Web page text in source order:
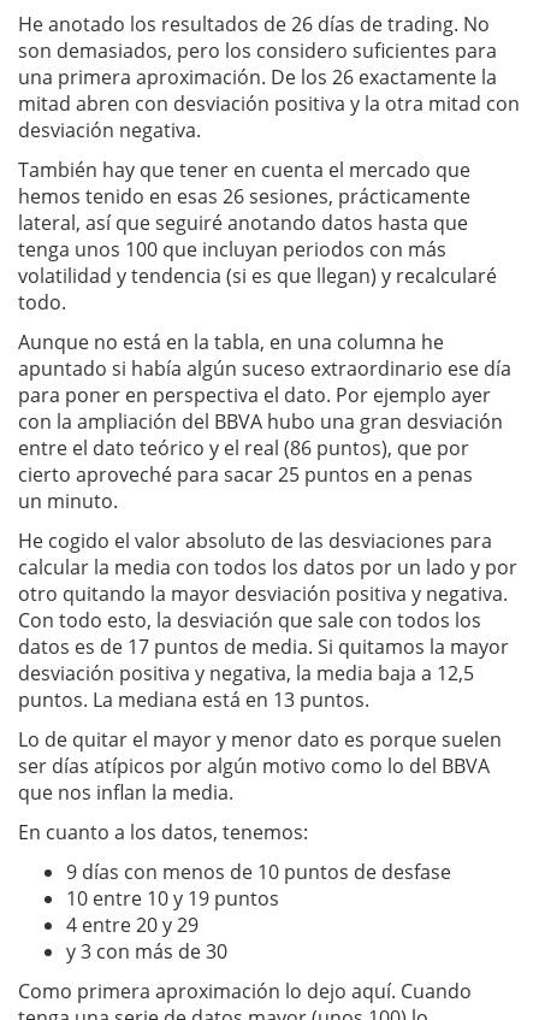
He anotado los resultados de 26 días de trading. No
son demasiados, pero los considero suficientes para
una primera aproximación. De los 26 exactamente la
mitad abren con desviación positiva y la otra mitad con
desviación negativa.
También hay que tener en cuenta el mercado que
hemos tenido en esas 26 sesiones, prácticamente
lateral, así que seguiré anotando datos hasta que
tenga unos 100 que incluyan periodos con más
volatilidad y tendencia (si es que llegan) y recalcularé
todo.
Aunque no está en la tabla, en una columna he
apuntado si había algún suceso extraordinario ese día
para poner en perspectiva el dato. Por ejemplo ayer
con la ampliación del BBVA hubo una gran desviación
entre el dato teórico y el real (86 puntos), que por
cierto aproveché para sacar 25 puntos en a penas
un minuto.
He cogido el valor absoluto de las desviaciones para
calcular la media con todos los datos por un lado y por
otro quitando la mayor desviación positiva y negativa.
Con todo esto, la desviación que sale con todos los
datos es de 17 puntos de media. Si quitamos la mayor
desviación positiva y negativa, la media baja a 12,5
puntos. La mediana está en 13 puntos.
Lo de quitar el mayor y menor dato es porque suelen
ser días atípicos por algún motivo como lo del BBVA
que nos inflan la media.
En cuanto a los datos, tenemos:
9 días con menos de 10 puntos de desfase
10 entre 10 y 19 puntos
4 entre 20 y 29
y 3 con más de 30
Como primera aproximación lo dejo aquí. Cuando